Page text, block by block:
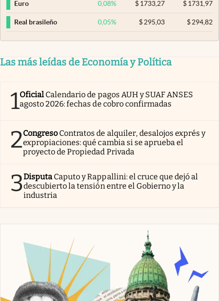
Euro 0,08% $ 1733,27 $1731,97
Real brasileño 0,05% $ 295,03 $294,82
Las más leídas de Economía y Política
1Oficial Calendario de pagos AUH y SUAF ANSES
agosto 2026: fechas de cobro confirmadas
2Congreso Contratos de alquiler, desalojos exprés y
expropiaciones: qué cambia si se aprueba el
proyecto de Propiedad Privada
3Disputa Caputo y Rappallini: el cruce que dejó al
descubierto la tensión entre el Gobierno y la
industria